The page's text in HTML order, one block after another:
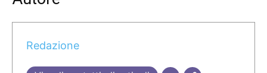
Redazione